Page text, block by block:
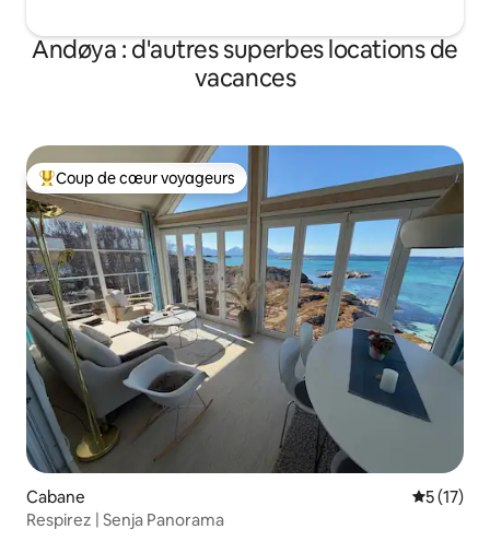
Andøya : d'autres superbes locations de
vacances
Coups de cœur voyageurs les plus appréciés
Coup de cœur voyageurs
Cabane
5 (17)
Respirez | Senja Panorama